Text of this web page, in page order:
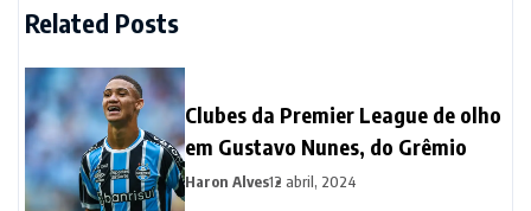
Related Posts
Clubes da Premier League de olho
em Gustavo Nunes, do Grêmio
Haron Alves12 abril, 2024